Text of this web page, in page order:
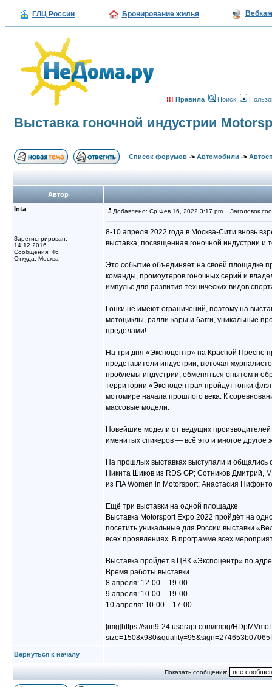
ГЛЦ России Бронирование жилья
!!! Правила Поиск
Выставка гоночной индустрии
Список форумов -> Автомобили ->
Автор
Inta
Зарегистрирован:
14.12.2016
Сообщения: 46
Откуда: Москва
Добавлено: Ср Фев 16, 2022 3:17 pm Заголовок
8-10 апреля 2022 года в Москва-Сити вновь
выставка, посвященная гоночной индустрии
Это событие объединяет на своей площадке
команды, промоутеров гоночных серий и
импульс для развития технических видов
Гонки не имеют ограничений, поэтому на
мотоциклы, ралли-кары и багги, уникальные
пределами!
На три дня «Экспоцентр» на Красной Пресне
представители индустрии, включая
проблемы индустрии, обменяться опытом и
территории «Экспоцентра» пройдут гонки
мотомире начала прошлого века. К
массовые модели.
Новейшие модели от ведущих
именитых спикеров — всё это и многое другое
На прошлых выставках выступали и
Никита Шиков из RDS GP; Сотников
из FIA Women in Motorsport; Анастасия
Ещё три выставки на одной площадке
Выставка Motorsport Expo 2022 пройдёт на
посетить уникальные для России выставки
всех проявлениях. В программе всех
Выставка пройдет в ЦВК «Экспоцентр» по
Время работы выставки
8 апреля: 12-00 – 19-00
9 апреля: 10-00 – 19-00
10 апреля: 10-00 – 17-00
[img]https://sun9-24.userapi.com/impg/
Вернуться к началу
Показать сообщения: